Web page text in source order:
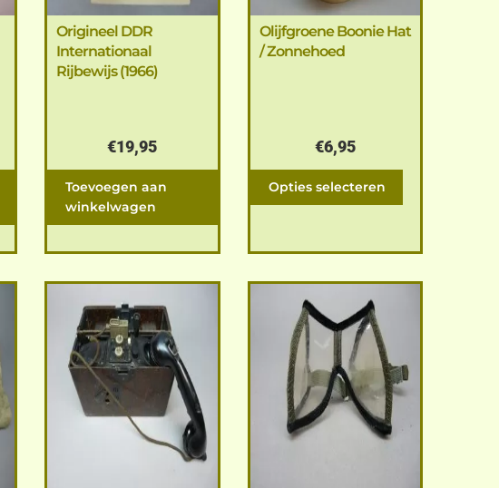
Origineel DDR
Internationaal
Rijbewijs (1966)
€19,95
Toevoegen aan
winkelwagen
Olijfgroene Boonie Hat
/ Zonnehoed
€6,95
Opties selecteren